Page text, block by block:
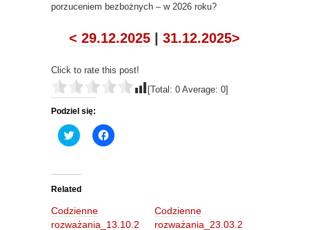
porzuceniem bezbożnych – w 2026 roku?
< 29.12.2025 31.12.2025>
Click to rate this post!
[Total: 0 Average: 0]
Podziel się:
C
l
t
o
s
h
a
r
C
l
r
Related
Codzienne
rozważania_13.10.2
Codzienne
rozważania_23.03.2